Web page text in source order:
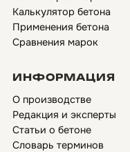
Калькулятор бетона
Применения бетона
Сравнения марок
ИНФОРМАЦИЯ
О производстве
Редакция и эксперты
Статьи о бетоне
Словарь терминов